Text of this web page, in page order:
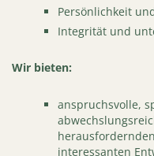
Persönlichkeit
Integrität und
Wir bieten:
anspruchsvolle,
interessanten